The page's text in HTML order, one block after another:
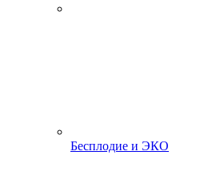
Бесплодие и ЭКО